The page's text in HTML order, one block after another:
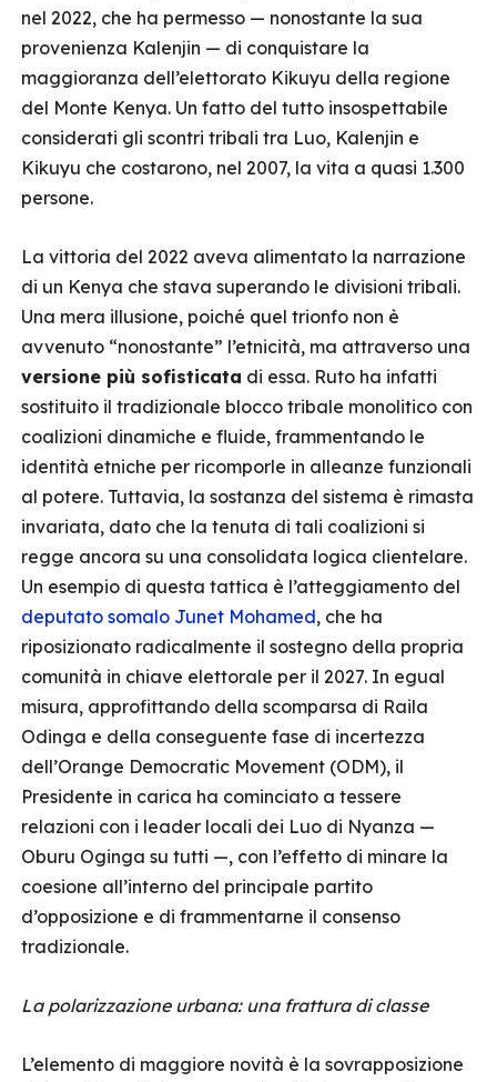
nel 2022, che ha permesso — nonostante la sua
provenienza Kalenjin — di conquistare la
maggioranza dell’elettorato Kikuyu della regione
del Monte Kenya. Un fatto del tutto insospettabile
considerati gli scontri tribali tra Luo, Kalenjin e
Kikuyu che costarono, nel 2007, la vita a quasi 1.300
persone.
La vittoria del 2022 aveva alimentato la narrazione
di un Kenya che stava superando le divisioni tribali.
Una mera illusione, poiché quel trionfo non è
avvenuto “nonostante” l’etnicità, ma attraverso una
versione più sofisticata di essa. Ruto ha infatti
sostituito il tradizionale blocco tribale monolitico con
coalizioni dinamiche e fluide, frammentando le
identità etniche per ricomporle in alleanze funzionali
al potere. Tuttavia, la sostanza del sistema è rimasta
invariata, dato che la tenuta di tali coalizioni si
regge ancora su una consolidata logica clientelare.
Un esempio di questa tattica è l’atteggiamento del
deputato somalo Junet Mohamed, che ha
riposizionato radicalmente il sostegno della propria
comunità in chiave elettorale per il 2027. In egual
misura, approfittando della scomparsa di Raila
Odinga e della conseguente fase di incertezza
dell’Orange Democratic Movement (ODM), il
Presidente in carica ha cominciato a tessere
relazioni con i leader locali dei Luo di Nyanza —
Oburu Oginga su tutti —, con l’effetto di minare la
coesione all’interno del principale partito
d’opposizione e di frammentarne il consenso
tradizionale.
La polarizzazione urbana: una frattura di classe
L’elemento di maggiore novità è la sovrapposizione